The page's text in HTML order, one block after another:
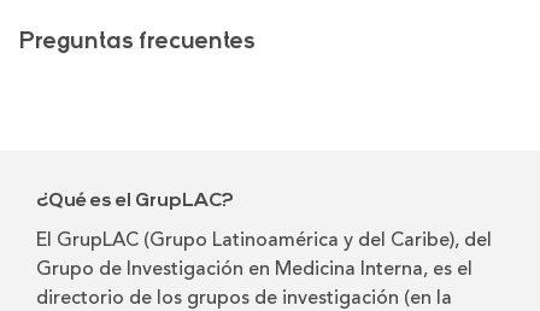
Preguntas frecuentes
¿Qué es el GrupLAC?
El GrupLAC (Grupo Latinoamérica y del Caribe), del
Grupo de Investigación en Medicina Interna, es el
directorio de los grupos de investigación (en la